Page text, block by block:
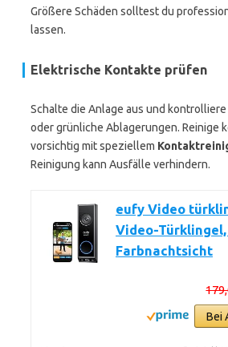
Größere Schäden solltest du
lassen.
Elektrische Kontakte prüfen
Schalte die Anlage aus und
oder grünliche Ablagerungen. Reinige
vorsichtig mit speziellem
Reinigung kann Ausfälle verhindern.
eufy Video
Video-Türklingel,
Farbnachtsicht
Bei